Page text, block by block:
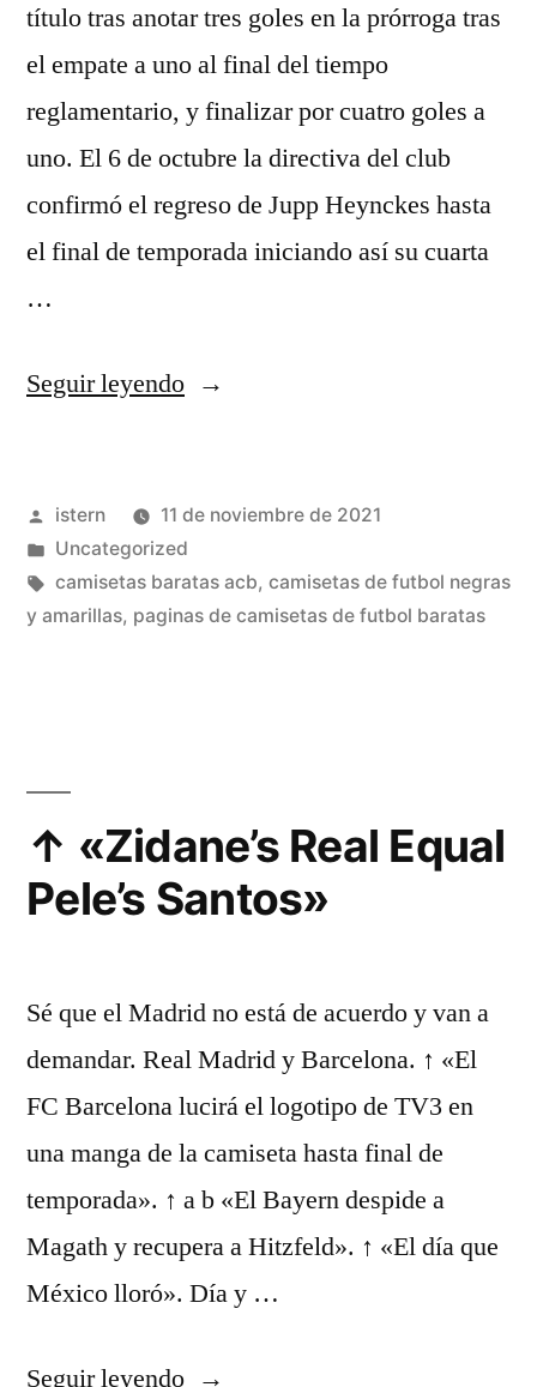
título tras anotar tres goles en la prórroga tras
el empate a uno al final del tiempo
reglamentario, y finalizar por cuatro goles a
uno. El 6 de octubre la directiva del club
confirmó el regreso de Jupp Heynckes hasta
el final de temporada iniciando así su cuarta
…
Seguir leyendo««La
Muy
Corta
Para
Te
Pida
Publicado
por
istern
11 de noviembre de 2021
Publicado
en
Uncategorized
Etiquetas:
camisetas baratas acb, camisetas de futbol negras
y amarillas, paginas de camisetas de futbol baratas
↑ «Zidane’s Real Equal
Pele’s Santos»
Sé que el Madrid no está de acuerdo y van a
demandar. Real Madrid y Barcelona. ↑ «El
FC Barcelona lucirá el logotipo de TV3 en
una manga de la camiseta hasta final de
temporada». ↑ a b «El Bayern despide a
Magath y recupera a Hitzfeld». ↑ «El día que
México lloró». Día y …
Seguir leyendo«↑